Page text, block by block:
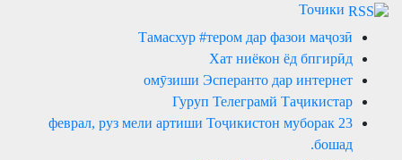
Точики
Тамасхур #тером дар фазои маҷозӣ
Хат ниёкон ёд бпгирӣд
омӯзиши Эсперанто дар интернет
Гуруп Телеграмй Таҷикистар
23 феврал, руз мели артиши Тоҷикистон муборак
бошад.